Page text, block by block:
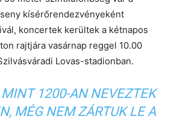
kísérőrendezvényeként
koncertek kerültek a kétnapos
rajtjára vasárnap reggel 10.00
Lovas-stadionban.
1200-AN NEVEZTEK
MÉG NEM ZÁRTUK LE A